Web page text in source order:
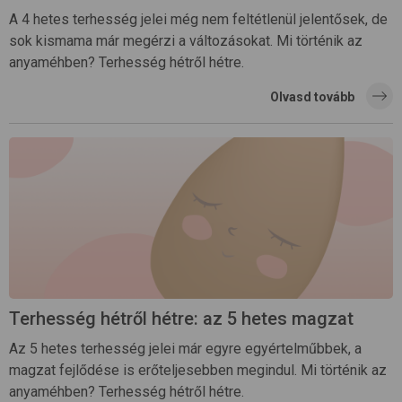
A 4 hetes terhesség jelei még nem feltétlenül jelentősek, de
sok kismama már megérzi a változásokat. Mi történik az
anyaméhben? Terhesség hétről hétre.
Olvasd tovább
Terhesség hétről hétre: az 5 hetes magzat
Az 5 hetes terhesség jelei már egyre egyértelműbbek, a
magzat fejlődése is erőteljesebben megindul. Mi történik az
anyaméhben? Terhesség hétről hétre.